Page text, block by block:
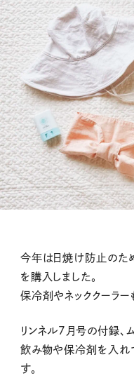
今年は日焼け防止のた
を購入しました。
保冷剤やネッククーラー
リンネル7月号の付録、
飲み物や保冷剤を入れ
す。